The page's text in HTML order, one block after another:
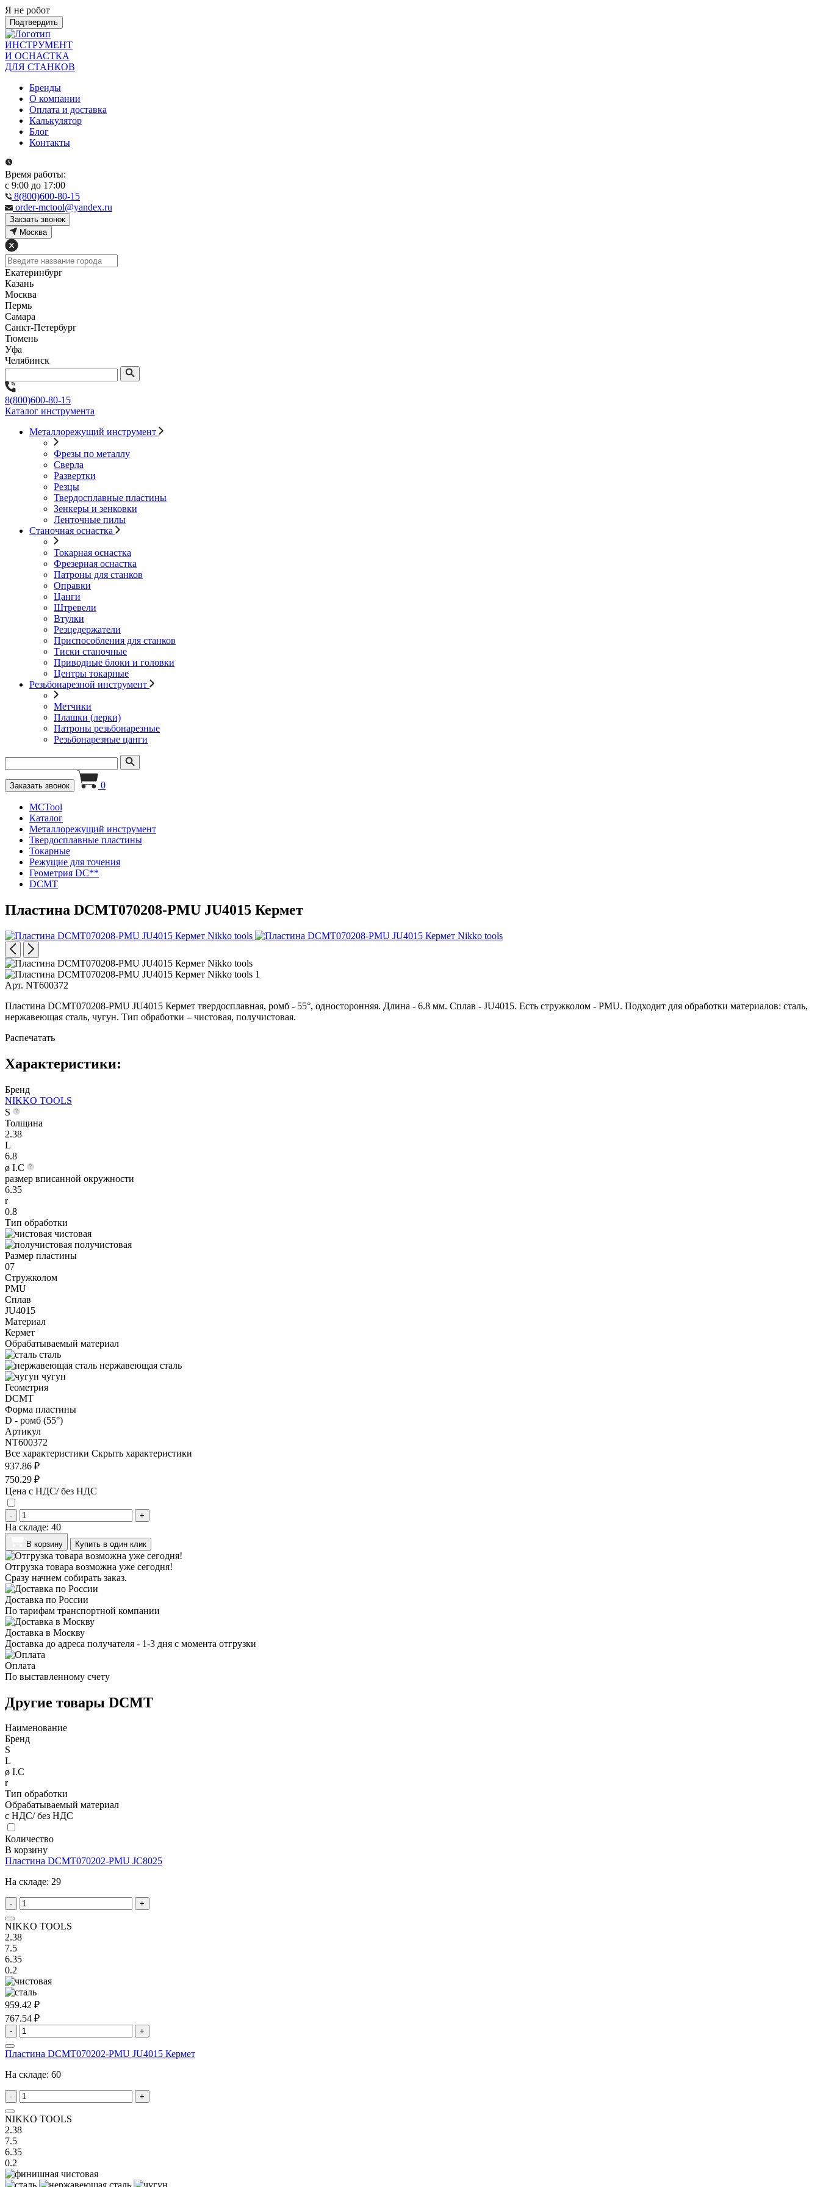
Я не робот
Подтвердить
ИНСТРУМЕНТ
И ОСНАСТКА
ДЛЯ СТАНКОВ
Бренды
О компании
Оплата и доставка
Калькулятор
Блог
Контакты
Время работы:
с 9:00 до 17:00
8(800)600-80-15
order-mctool@yandex.ru
Закзать звонок
Москва
Екатеринбург
Казань
Москва
Пермь
Самара
Санкт-Петербург
Тюмень
Уфа
Челябинск
8(800)600-80-15
Каталог инструмента
Металлорежущий инструмент
Фрезы по металлу
Сверла
Развертки
Резцы
Твердосплавные пластины
Зенкеры и зенковки
Ленточные пилы
Станочная оснастка
Токарная оснастка
Фрезерная оснастка
Патроны для станков
Оправки
Цанги
Штревели
Втулки
Резцедержатели
Приспособления для станков
Тиски станочные
Приводные блоки и головки
Центры токарные
Резьбонарезной инструмент
Метчики
Плашки (лерки)
Патроны резьбонарезные
Резьбонарезные цанги
Заказать звонок 0
MCTool
Каталог
Металлорежущий инструмент
Твердосплавные пластины
Токарные
Режущие для точения
Геометрия DC**
DCMT
Пластина DCMT070208-PMU JU4015 Кермет
Арт. NT600372
Пластина DCMT070208-PMU JU4015 Кермет твердосплавная, ромб - 55°, односторонняя. Длина - 6.8 мм. Сплав - JU4015. Есть стружколом - PMU. Подходит для обработки материалов: сталь,
нержавеющая сталь, чугун. Тип обработки – чистовая, получистовая.
Распечатать
Характеристики:
Бренд
NIKKO TOOLS
S
Толщина
2.38
L
6.8
ø I.C
размер вписанной окружности
6.35
r
0.8
Тип обработки
чистовая
получистовая
Размер пластины
07
Стружколом
PMU
Сплав
JU4015
Материал
Кермет
Обрабатываемый материал
сталь
нержавеющая сталь
чугун
Геометрия
DCMT
Форма пластины
D - ромб (55°)
Артикул
NT600372
Все характеристики Скрыть характеристики
937.86 ₽
750.29 ₽
Цена с НДС/ без НДС
- +
На складе: 40
В корзину Купить в один клик
Отгрузка товара возможна уже сегодня!
Сразу начнем собирать заказ.
Доставка по России
По тарифам транспортной компании
Доставка в Москву
Доставка до адреса получателя - 1-3 дня с момента отгрузки
Оплата
По выставленному счету
Другие товары DCMT
Наименование
Бренд
S
L
ø I.C
r
Тип обработки
Обрабатываемый материал
с НДС/ без НДС
Количество
В корзину
Пластина DCMT070202-PMU JC8025
На складе: 29
- +
NIKKO TOOLS
2.38
7.5
6.35
0.2
959.42 ₽
767.54 ₽
- +
Пластина DCMT070202-PMU JU4015 Кермет
На складе: 60
- +
NIKKO TOOLS
2.38
7.5
6.35
0.2